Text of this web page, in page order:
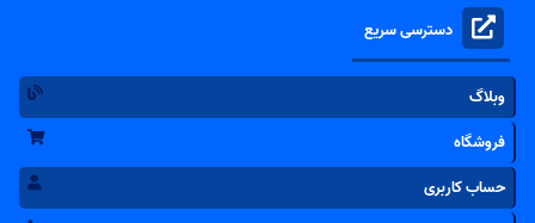
دسترسی سریع
وبلاگ
فروشگاه
حساب کاربری